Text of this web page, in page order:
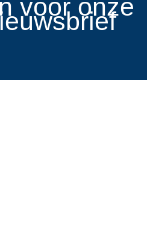
voor onze